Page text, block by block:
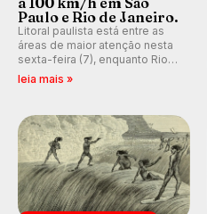
Paulo e Rio de Janeiro.
Litoral paulista está entre as
áreas de maior atenção nesta
sexta-feira (7), enquanto Rio
de Janeiro também recebe
alerta para ventos fortes.
km/h em Itanhaém.
leia mais »